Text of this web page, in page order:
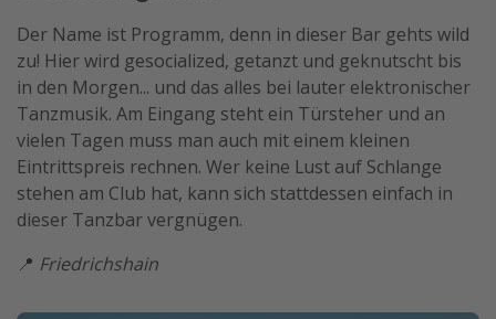
Der Name ist Programm, denn in dieser Bar gehts wild
zu! Hier wird gesocialized, getanzt und geknutscht bis
in den Morgen... und das alles bei lauter elektronischer
Tanzmusik. Am Eingang steht ein Türsteher und an
vielen Tagen muss man auch mit einem kleinen
Eintrittspreis rechnen. Wer keine Lust auf Schlange
stehen am Club hat, kann sich stattdessen einfach in
dieser Tanzbar vergnügen.
📍 Friedrichshain